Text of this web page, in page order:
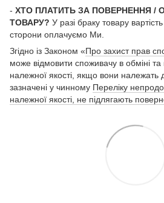
- ХТО ПЛАТИТЬ ЗА ПОВЕРНЕННЯ /
ТОВАРУ? У разі браку товару
сторони оплачуємо Ми.
Згідно із Законом «Про захист прав
може відмовити споживачу в обміні та
належної якості, якщо вони належать
зазначені у чинному Переліку
належної якості, не підлягають